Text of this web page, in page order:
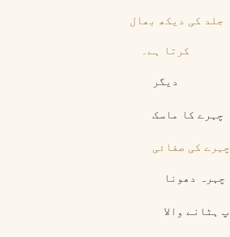
جلد کی دیکھ بھال
کرتا ہے۔
دیگر
چہرے کا ماسک
چہرے کی صفائی
چہرہ دھونا
ہٹانے والا